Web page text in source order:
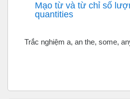
Mạo từ và từ chỉ số
quantities
Trắc nghiệm a, an the, some,